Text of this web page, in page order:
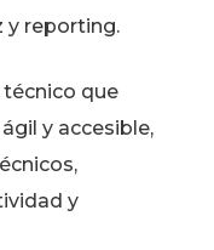
y reporting.
que
y accesible,
y